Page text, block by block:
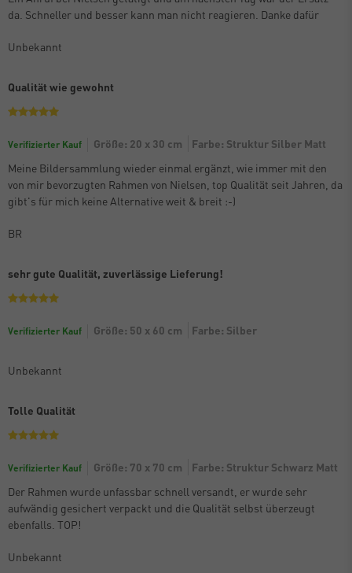
da. Schneller und besser kann man nicht reagieren. Danke dafür
Unbekannt
Qualität wie gewohnt
Verifizierter Kauf Größe: 20 x 30 cm
Farbe: Struktur Silber Matt
Meine Bildersammlung wieder einmal ergänzt, wie immer mit den
von mir bevorzugten Rahmen von Nielsen, top Qualität seit Jahren, da
gibt's für mich keine Alternative weit & breit :-)
BR
sehr gute Qualität, zuverlässige Lieferung!
Verifizierter Kauf Größe: 50 x 60 cm Farbe: Silber
Unbekannt
Tolle Qualität
Verifizierter Kauf Größe: 70 x 70 cm
Farbe: Struktur Schwarz Matt
Der Rahmen wurde unfassbar schnell versandt, er wurde sehr
aufwändig gesichert verpackt und die Qualität selbst überzeugt
ebenfalls. TOP!
Unbekannt